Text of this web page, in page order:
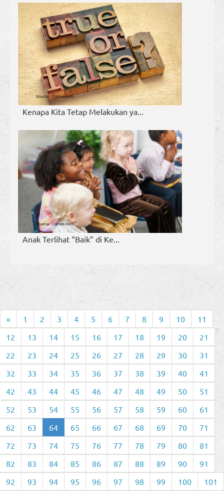
Kenapa Kita Tetap Melakukan ya...
Anak Terlihat “Baik” di Ke...
« 1 2 3 4 5 6 7 8 9 10
11
12
13 14 15 16 17 18 19 20
21
22
23 24 25 26 27 28 29 30
31
32
33 34 35 36 37 38 39 40
41
42
43 44 45 46 47 48 49 50
51
52
53 54 55 56 57 58 59 60
61
62
63 64 65 66 67 68 69 70
71
72
73 74 75 76 77 78 79 80
81
82
83 84 85 86 87 88 89 90
91
92
93 94 95 96 97 98 99 100
101